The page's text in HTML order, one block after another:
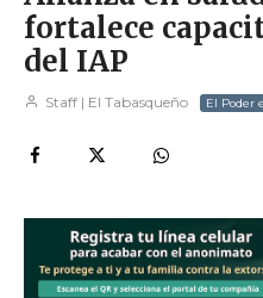
fortalece
del IAP
Staff | El Tabasqueño El Poder